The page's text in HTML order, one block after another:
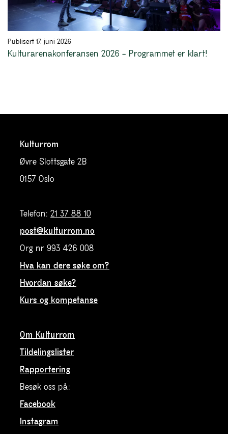
Publisert 17. juni 2026
Kulturarenakonferansen 2026 – Programmet er klart!
Kulturrom
Øvre Slottsgate 2B
0157 Oslo
Telefon: 21 37 88 10
post@kulturrom.no
Org nr 993 426 008
Hva kan dere søke om?
Hvordan søke?
Kurs og kompetanse
Om Kulturrom
Tildelingslister
Rapportering
Besøk oss på:
Facebook
Instagram